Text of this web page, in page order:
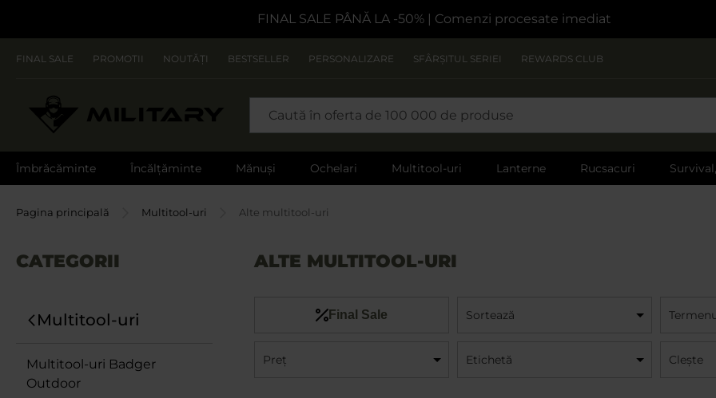
FINAL SALE PÂNĂ LA -50% | Comenzi procesate imediat
FINAL SALE PROMOTII NOUTĂȚI BESTSELLER PERSONALIZARE SFÂRȘITUL SERIEI REWARDS CLUB
Îmbrăcăminte Încălțăminte Mănuși Ochelari Multitool-uri Lanterne Rucsacuri
Pagina principală Multitool-uri Alte multitool-uri
ALTE MULTITOOL-URI
CATEGORII
Multitool-uri
Multitool-uri Badger
Outdoor
Final Sale Sortează
Preț Etichetă Clește